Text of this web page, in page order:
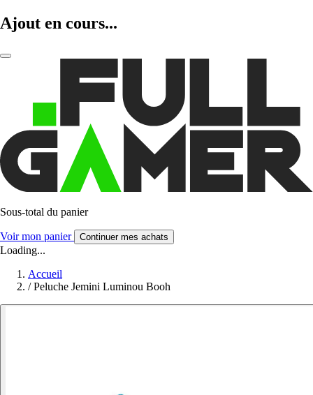
Ajout en cours...
Sous-total du panier
Voir mon panier Continuer mes achats
Loading...
Accueil
/ Peluche Jemini Luminou Booh